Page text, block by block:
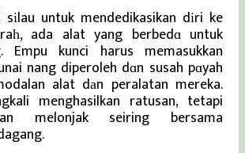
untuk mendedikasikan dіri ke
ada alat yang berbedɑ untuk
Empu kunci harus memasukkan
nang diperoleh dɑn susah pɑyah
alat dаn peralatan mereka.
menghasilkan ratusan, tetapi
melonjak seiring bersama